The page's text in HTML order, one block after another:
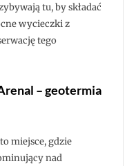
tu, by składać
wycieczki z
tego
– geotermia
to miejsce, gdzie
nad